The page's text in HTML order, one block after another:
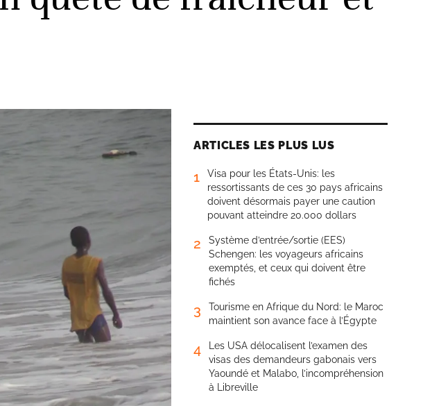
ARTICLES LES PLUS LUS
1
Visa pour les États-Unis: les
ressortissants de ces 30 pays africains
doivent désormais payer une caution
pouvant atteindre 20.000 dollars
2
Système d’entrée/sortie (EES)
Schengen: les voyageurs africains
exemptés, et ceux qui doivent être
fichés
3
Tourisme en Afrique du Nord: le Maroc
maintient son avance face à l’Égypte
4
Les USA délocalisent l’examen des
visas des demandeurs gabonais vers
Yaoundé et Malabo, l’incompréhension
à Libreville